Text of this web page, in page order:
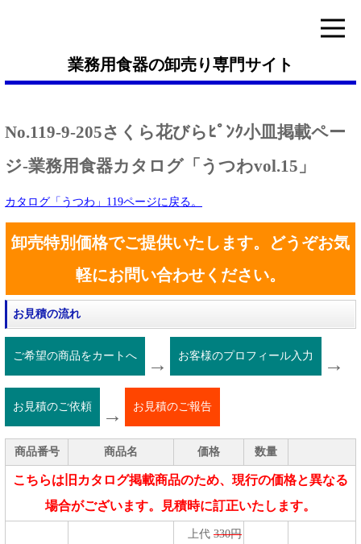
業務用食器の卸売り専門サイト
No.119-9-205さくら花びらﾋﾟﾝｸ小皿掲載ペー
ジ-業務用食器カタログ「うつわvol.15」
カタログ「うつわ」119ページに戻る。
卸売特別価格でご提供いたします。どうぞお気
軽にお問い合わせください。
お見積の流れ
ご希望の商品をカートへ → お客様のプロフィール入力 →
お見積のご依頼 → お見積のご報告
商品番号 商品名 価格 数量
こちらは旧カタログ掲載商品のため、現行の価格と異なる
場合がございます。見積時に訂正いたします。
上代 330円